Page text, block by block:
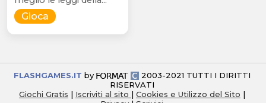
Gioca
FLASHGAMES.IT by
2003-2021 TUTTI I DIRITTI
RISERVATI
Giochi Gratis | Iscriviti al sito | Cookies e Utilizzo del Sito |